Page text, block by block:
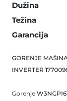
Dužina
Težina
Garancija
GORENJE
INVERTER
Gorenje